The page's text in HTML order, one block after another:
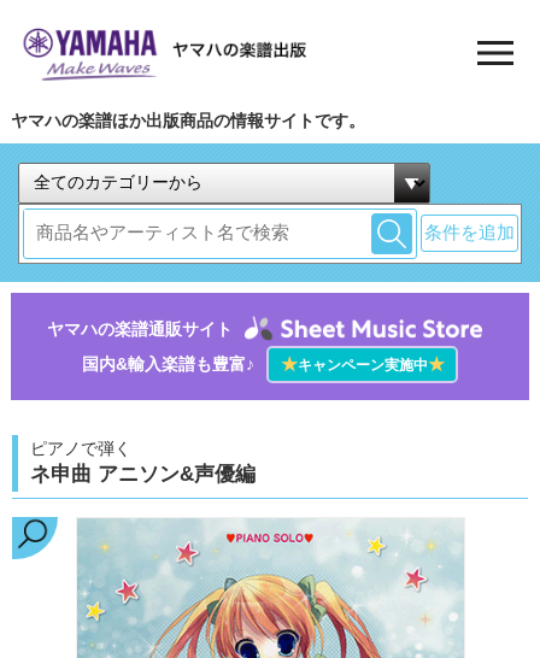
ヤマハの楽譜ほか出版商品の情報サイトです。
条件を追加
ヤマハの楽譜通販サイト
国内&輸入楽譜も豊富♪
★キャンペーン実施中★
ピアノで弾く
ネ申曲 アニソン&声優編